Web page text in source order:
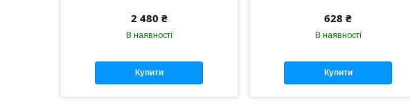
2 480 ₴
В наявності
Купити
628 ₴
В наявності
Купити